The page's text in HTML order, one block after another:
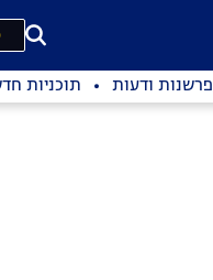
פרשנות ודעות תוכניות